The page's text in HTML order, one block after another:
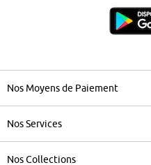
Nos Moyens de Paiement
Nos Services
Nos Collections